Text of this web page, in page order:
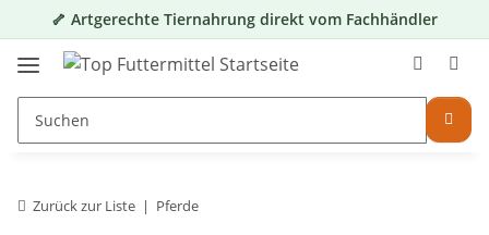
🦴 Artgerechte Tiernahrung direkt vom Fachhändler
Zurück zur Liste Pferde